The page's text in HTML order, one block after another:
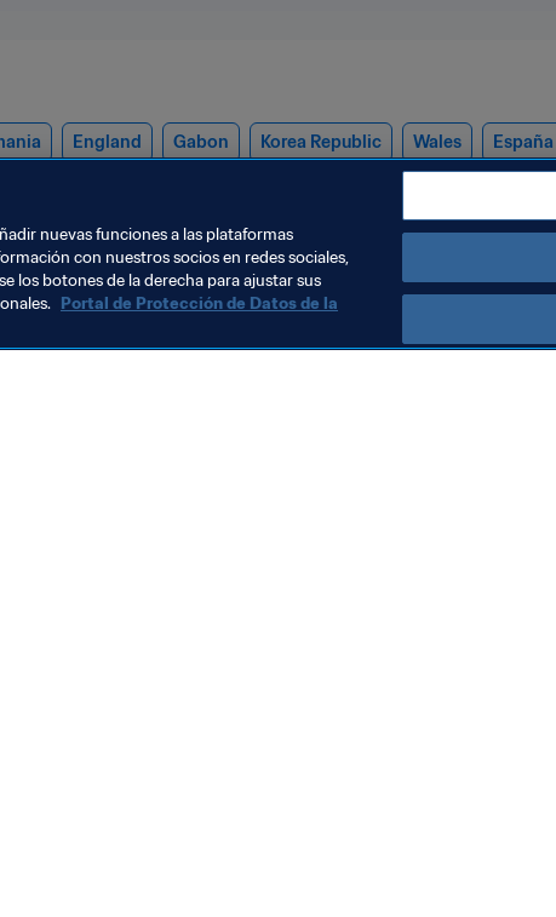
England Gabon Korea Republic Wales España
nuevas funciones a las plataformas
con nuestros socios en redes sociales,
los botones de la derecha para ajustar sus
Portal de Protección de Datos de la